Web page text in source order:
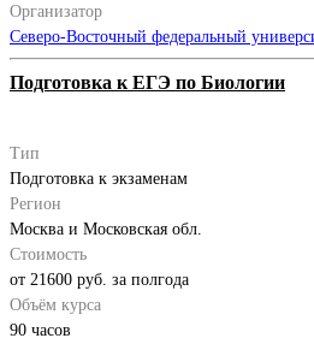
Организатор
Северо-Восточный федеральный
Подготовка к ЕГЭ по Биологии
Тип
Подготовка к экзаменам
Регион
Москва и Московская обл.
Стоимость
от 21600 руб. за полгода
Объём курса
90 часов